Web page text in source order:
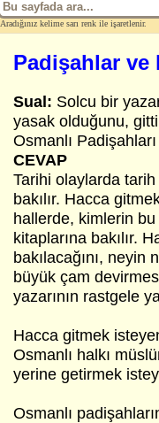
Aradığınız kelime sarı renk ile işaretlenir.
Padişahlar ve
Sual: Solcu bir
yasak olduğunu,
Osmanlı
CEVAP
Tarihi olaylarda
bakılır. Hacca
hallerde, kimlerin
kitaplarına bakılır.
bakılacağını,
büyük çam
yazarının rastgele
Hacca gitmek
Osmanlı halkı
yerine getirmek
Osmanlı